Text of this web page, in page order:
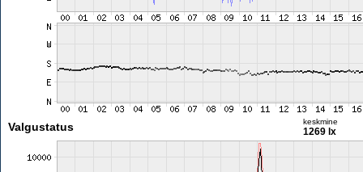
Valgustatus keskmine
1269 lx